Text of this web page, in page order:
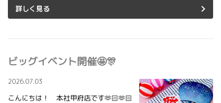
詳しく見る
ビッグイベント開催🤩🎊
2026.07.03
こんにちは！ 本社甲府店です🫶🏻🫶🏻